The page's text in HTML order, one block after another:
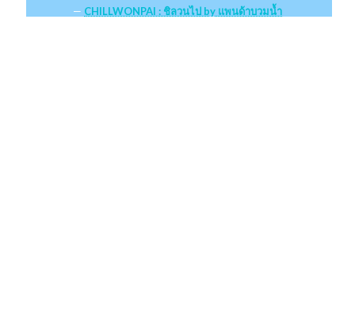
CHILLWONPAI : ชิลวนไป by แพนด้าบวมน้ำ